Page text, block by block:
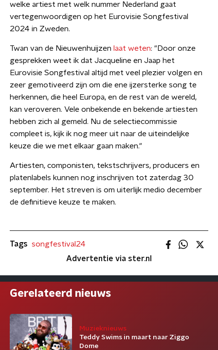
welke artiest met welk nummer Nederland gaat
vertegenwoordigen op het Eurovisie Songfestival
2024 in Zweden.
Twan van de Nieuwenhuijzen laat weten: "Door onze
gesprekken weet ik dat Jacqueline en Jaap het
Eurovisie Songfestival altijd met veel plezier volgen en
zeer gemotiveerd zijn om die ene ijzersterke song te
herkennen, die heel Europa, en de rest van de wereld,
kan veroveren. Vele onbekende en bekende artiesten
hebben zich al gemeld. Nu de selectiecommissie
compleet is, kijk ik nog meer uit naar de uiteindelijke
keuze die we met elkaar gaan maken."
Artiesten, componisten, tekstschrijvers, producers en
platenlabels kunnen nog inschrijven tot zaterdag 30
september. Het streven is om uiterlijk medio december
de definitieve keuze te maken.
Tags songfestival24
Advertentie via ster.nl
Gerelateerd nieuws
Muzieknieuws
Teddy Swims in maart naar Ziggo
Dome